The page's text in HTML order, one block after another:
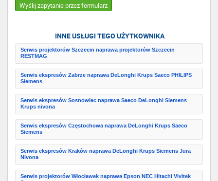
Wyślij zapytanie przez formularz
INNE USŁUGI TEGO UŻYTKOWNIKA
Serwis projektorów Szczecin naprawa projektorów Szczecin
RESTMAG
Serwis ekspresów Zabrze naprawa DeLonghi Krups Saeco PHILIPS
Siemens
Serwis ekspresów Sosnowiec naprawa Saeco DeLonghi Siemens
Krups nivona
Serwis ekspresów Częstochowa naprawa DeLonghi Krups Saeco
Siemens
Serwis ekspresów Kraków naprawa DeLonghi Krups Siemens Jura
Nivona
Serwis projektorów Włocławek naprawa Epson NEC Hitachi Vivitek